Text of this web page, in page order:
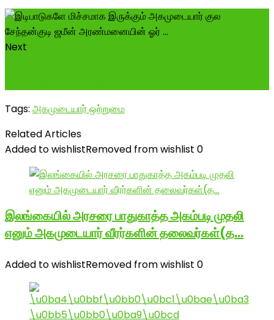
Next
Tags: அகமுடையார் ஒற்றுமை
Related Articles
Added to wishlistRemoved from wishlist 0
இலங்கையில் அரசரை பாதுகாத்த அகம்படி முதலி
எனும் அகமுடையார் வீரர்களின் தலைவர்கள்(த…
Added to wishlistRemoved from wishlist 0